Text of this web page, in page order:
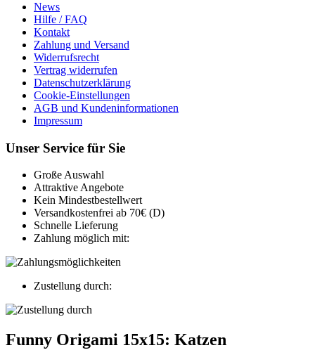
News
Hilfe / FAQ
Kontakt
Zahlung und Versand
Widerrufsrecht
Vertrag widerrufen
Datenschutzerklärung
Cookie-Einstellungen
AGB und Kundeninformationen
Impressum
Unser Service für Sie
Große Auswahl
Attraktive Angebote
Kein Mindestbestellwert
Versandkostenfrei ab 70€ (D)
Schnelle Lieferung
Zahlung möglich mit:
Zustellung durch:
Funny Origami 15x15: Katzen